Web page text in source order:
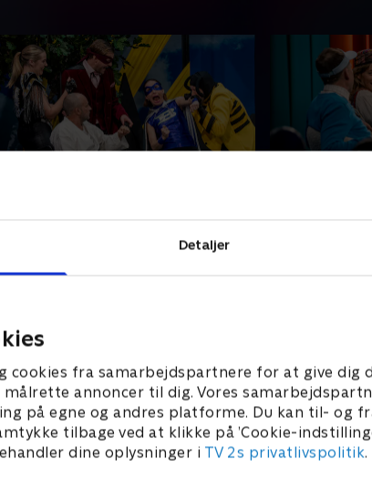
Detaljer
cookies fra samarbejdspartnere for at give dig
annoncer til dig. Vores
på egne og andres platforme. Du kan til- og
tilbage ved at klikke på ’Cookie-
dine oplysninger i TV 2s privatlivspolitik.
Neel Rønholt skal til skole-hjem-
bakteriefobi,